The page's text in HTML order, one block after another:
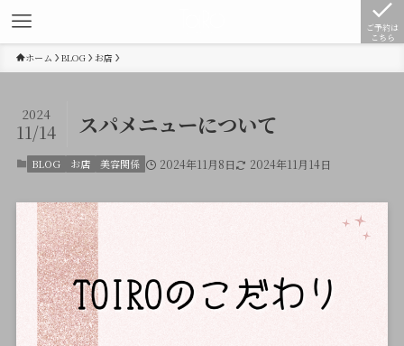
ご予約は
こちら
ホーム BLOG お店
スパメニューについて
2024
11/14
BLOG お店 美容関係 2024年11月8日 2024年11月14日